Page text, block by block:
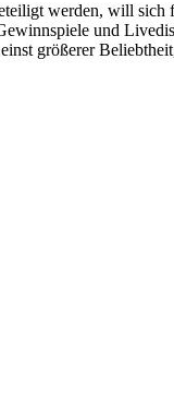
werden, will
und
größerer